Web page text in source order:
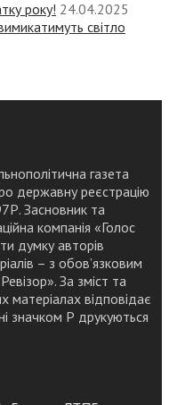
року! 24.04.2025
світло
газета
державну реєстрацію
Засновник та
компанія «Голос
думку авторів
– з обов’язковим
За зміст та
матеріалах відповідає
значком Р друкуються